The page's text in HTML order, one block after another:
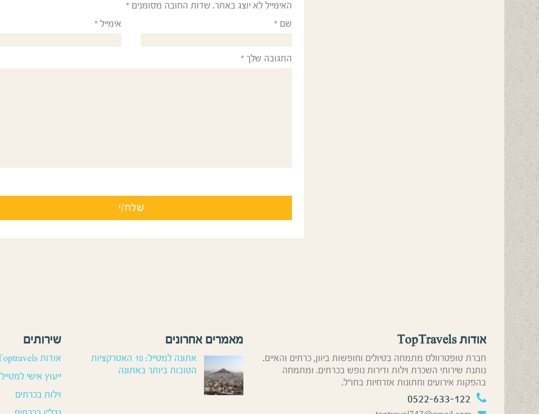
האימייל לא יוצג באתר. שדות החובה מסומנים *
שם * אימייל *
התגובה שלך *
שירותים
אודות Toptravels
ייעוץ אישי למטייל
וילות בכרתים
מאמרים אחרונים
אתונה למטייל: 10 האטרקציות
הטובות ביותר באתונה
אודות TopTravels
חברת טופטרוולס מתמחה בטיולים וחופשות ביוון, כרתים והאיים.
נותנת שירותי השכרת וילות ודירות נופש בכרתים. ומתמחה
בהפקות אירועים וחתונות אזרחיות בחו”ל.
0522-633-122